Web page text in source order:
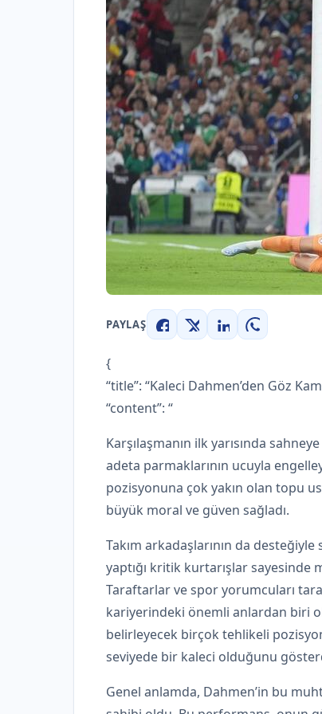
PAYLAŞ
Facebook
X LinkedInWhatsApp
{
“title”: “Kaleci Dahmen’den Göz
“content”: “
Karşılaşmanın ilk yarısında
adeta parmaklarının ucuyla
pozisyonuna çok yakın olan topu
büyük moral ve güven sağladı.
Takım arkadaşlarının da
yaptığı kritik kurtarışlar sayesinde
Taraftarlar ve spor yorumcuları
kariyerindeki önemli anlardan biri
belirleyecek birçok tehlikeli
seviyede bir kaleci olduğunu
Genel anlamda, Dahmen’in bu